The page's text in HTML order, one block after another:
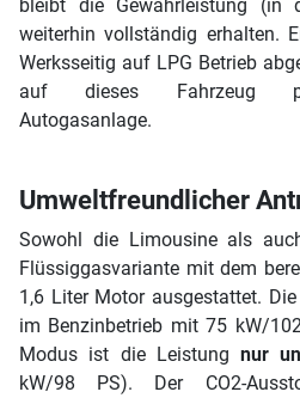
bleibt die Gewährleistung (in
weiterhin vollständig erhalten.
Werksseitig auf LPG Betrieb
auf dieses Fahrzeug
Autogasanlage.
Umweltfreundlicher
Sowohl die Limousine als
Flüssiggasvariante mit dem
1,6 Liter Motor ausgestattet.
im Benzinbetrieb mit 75 kW/
Modus ist die Leistungnur
kW/98 PS). Der CO2-